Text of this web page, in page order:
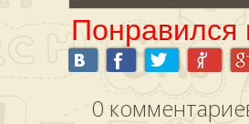
Понравился
0